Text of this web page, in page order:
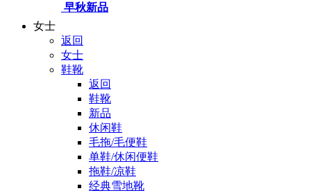
早秋新品
女士
返回
女士
鞋靴
返回
鞋靴
新品
休闲鞋
毛拖/毛便鞋
单鞋/休闲便鞋
拖鞋/凉鞋
经典雪地靴